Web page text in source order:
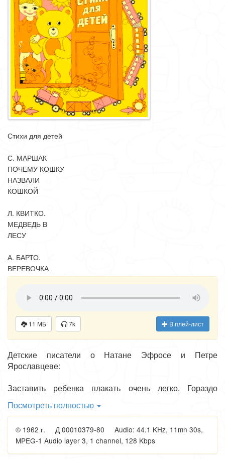
Стихи для детей
С. МАРШАК
ПОЧЕМУ КОШКУ
НАЗВАЛИ
КОШКОЙ
Л. КВИТКО.
МЕДВЕДЬ В
ЛЕСУ
А. БАРТО.
ВЕРЕВОЧКА
О ЧЕМ ГОВОРЯТ
Дж. РОДАРИ,
Маршака.
ПОЕЗДА
11 МБ 7k В плей-лист
Детские писатели о Натане Эфросе и Петре
Ярославцеве:
Заставить ребенка плакать очень легко. Гораздо
- веселый, громкий смех.
Натан Эфрос и Петр Ярославцев умеют не только
смешить ребят, но и по-настоящему радовать их. А это
- большое и важное дело.
Еще Белинский говорил о том, какое значение имеет в
Посмотреть полностью
© 1962 г. Д 00010379-80 Audio: 44.1 KHz, 11mn 30s,
MPEG-1 Audio layer 3, 1 channel, 128 Kbps